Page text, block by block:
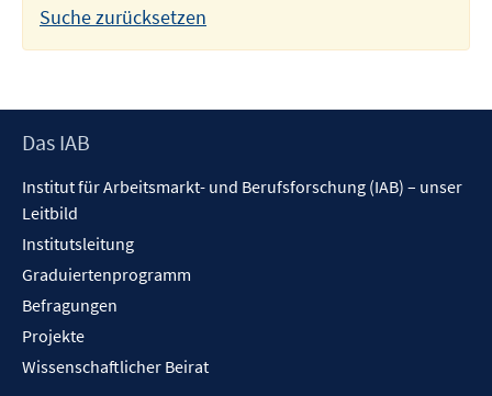
Suche zurücksetzen
Footer
Das IAB
Institut für Arbeitsmarkt- und Berufsforschung (IAB) – unser
Leitbild
Institutsleitung
Graduiertenprogramm
Befragungen
Projekte
Wissenschaftlicher Beirat